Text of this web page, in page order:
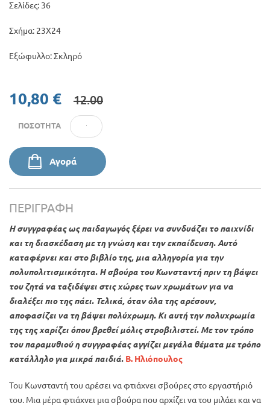
Σελίδες: 36
Σχήμα: 23Χ24
Εξώφυλλο: Σκληρό
10,80 € 12.00
ΠΟΣΌΤΗΤΑ
Αγορά
ΠΕΡΙΓΡΑΦΉ
Η συγγραφέας ως παιδαγωγός ξέρει να συνδυάζει το παιχνίδι
και τη διασκέδαση με τη γνώση και την εκπαίδευση. Αυτό
καταφέρνει και στο βιβλίο της, μια αλληγορία για την
πολυπολιτισμικότητα. Η σβούρα του Κωνσταντή πριν τη βάψει
του ζητά να ταξιδέψει στις χώρες των χρωμάτων για να
διαλέξει πιο της πάει. Τελικά, όταν όλα της αρέσουν,
αποφασίζει να τη βάψει πολύχρωμη. Κι αυτή την πολυχρωμία
της της χαρίζει όπου βρεθεί μόλις στροβιλιστεί. Με τον τρόπο
του παραμυθιού η συγγραφέας αγγίζει μεγάλα θέματα με τρόπο
κατάλληλο για μικρά παιδιά. Β. Ηλιόπουλος
Του Κωνσταντή του αρέσει να φτιάχνει σβούρες στο εργαστήριό
του. Μια μέρα φτιάχνει μια σβούρα που αρχίζει να του μιλάει και να